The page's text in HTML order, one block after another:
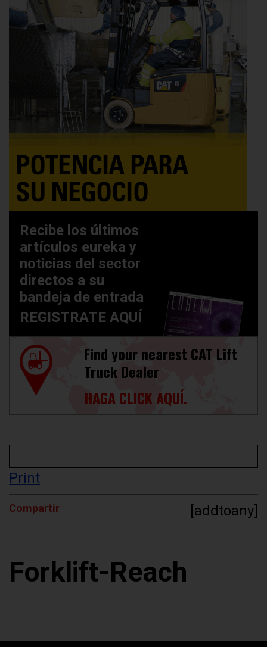
Recibe los últimos
artículos eureka y
noticias del sector
directos a su
bandeja de entrada
REGISTRATE AQUÍ
Find your nearest CAT Lift
Truck Dealer
HAGA CLICK AQUÍ.
Print
Compartir [addtoany]
Forklift-Reach